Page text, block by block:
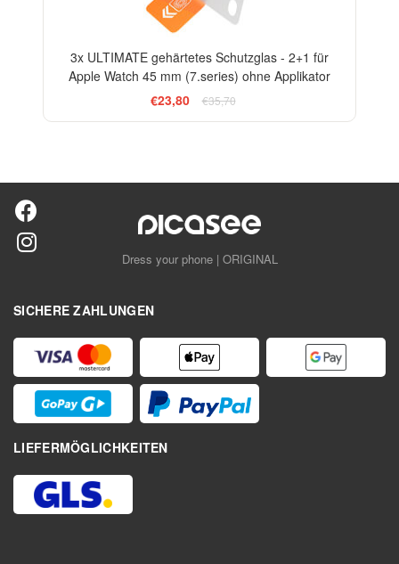
3x ULTIMATE gehärtetes Schutzglas - 2+1 für
Apple Watch 45 mm (7.series) ohne Applikator
€23,80
€35,70
Dress your phone | ORIGINAL
SICHERE ZAHLUNGEN
LIEFERMÖGLICHKEITEN